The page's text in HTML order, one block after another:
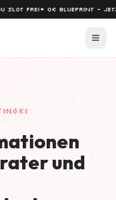
✦ 0€ BLUEPRINT - JETZT
KI
und